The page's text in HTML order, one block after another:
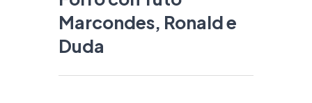
Marcondes, Ronald e
Duda